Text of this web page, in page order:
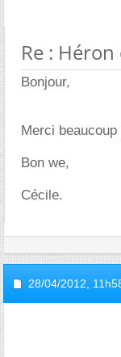
Re :
Bonjour,
Merci
Bon we,
Cécile.
28/04/2012,